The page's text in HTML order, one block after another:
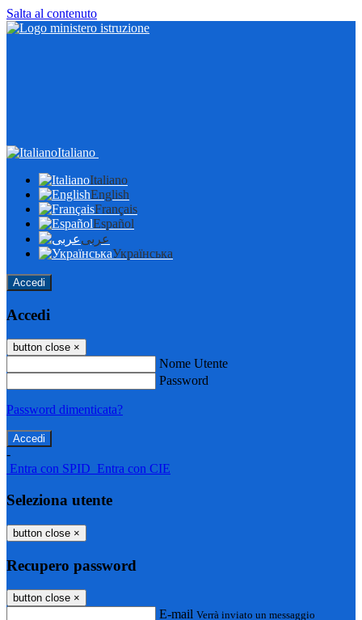
Salta al contenuto
Italiano
Italiano
English
Français
Español
عربى
Українська
Accedi
Accedi
button close ×
Nome Utente
Password
Password dimenticata?
-
Entra con SPID Entra con CIE
Seleziona utente
button close ×
Recupero password
button close ×
E-mail Verrà inviato un messaggio